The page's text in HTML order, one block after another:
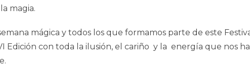
magia.
mágica y todos los que formamos parte de este
Edición con toda la ilusión, el cariño y la energía que nos